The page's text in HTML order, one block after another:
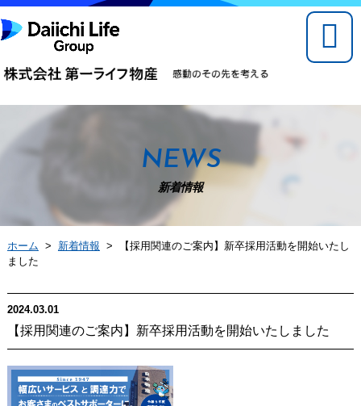
NEWS
新着情報
ホーム > 新着情報 > 【採用関連のご案内】新卒採用活動を開始いたし
ました
2024.03.01
【採用関連のご案内】新卒採用活動を開始いたしました